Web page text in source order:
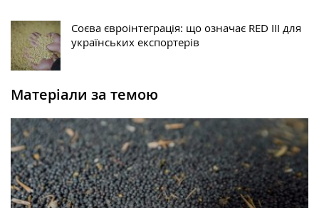
Соєва євроінтеграція: що означає RED III для
українських експортерів
Матеріали за темою